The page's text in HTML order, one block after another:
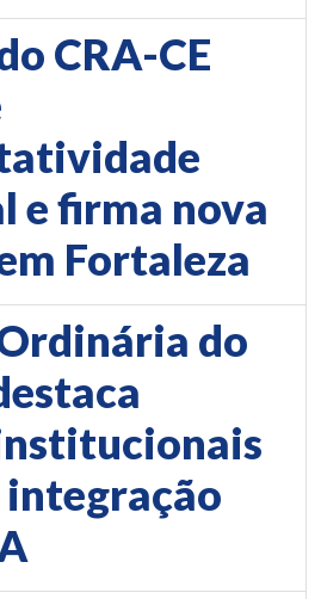
CRA-CE
e firma nova
Fortaleza
do